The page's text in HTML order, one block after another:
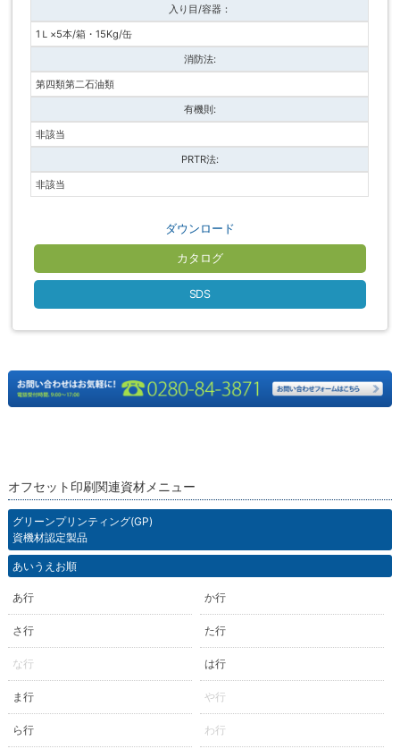
入り目/容器：
1Ｌ×5本/箱・15Kg/缶
消防法:
第四類第二石油類
有機則:
非該当
PRTR法:
非該当
ダウンロード
カタログ
SDS
オフセット印刷関連資材メニュー
グリーンプリンティング(GP)
資機材認定製品
あいうえお順
あ行 か行
さ行 た行
な行 は行
ま行 や行
ら行 わ行